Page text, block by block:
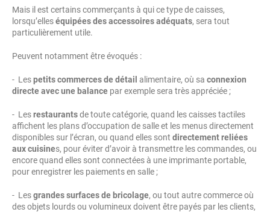
Mais il est certains commerçants à qui ce type de caisses,
lorsqu’elleséquipées des accessoires adéquats, sera tout
particulièrement utile.
Peuvent notamment être évoqués :
- Lespetits commerces de détail alimentaire, où sa connexion
directe avec une balance par exemple sera très appréciée ;
- Lesrestaurantsde toute catégorie, quand les caisses tactiles
affichent les plans d’occupation de salle et les menus directement
disponibles sur l’écran, ou quand elles sont directement reliées
aux cuisines, pour éviter d’avoir à transmettre les commandes, ou
encore quand elles sont connectées à une imprimante portable,
pour enregistrer les paiements en salle ;
- Lesgrandes surfaces de bricolage, ou tout autre commerce où
des objets lourds ou volumineux doivent être payés par les clients,